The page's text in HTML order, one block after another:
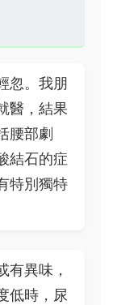
忽。我朋
醫，結果
腰部劇
結石的症
特別獨特
有異味，
低時，尿